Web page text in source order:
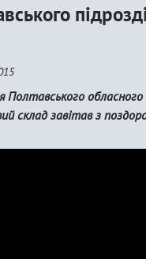
Полтавського
склад завітав з